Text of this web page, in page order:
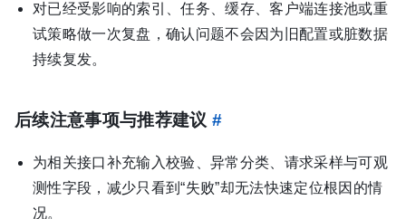
对已经受影响的索引、任务、缓存、客户端连接池或重
试策略做一次复盘，确认问题不会因为旧配置或脏数据
持续复发。
后续注意事项与推荐建议 #
为相关接口补充输入校验、异常分类、请求采样与可观
测性字段，减少只看到“失败”却无法快速定位根因的情
况。